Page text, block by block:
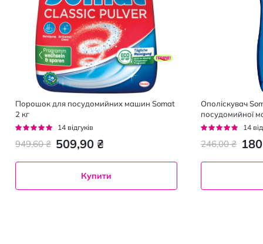
Порошок для посудомийних машин Somat
2 кг
Рейтинг:
14 відгуків
509,90 ₴
949,60 ₴
Купити
Ополіскувач
посудомийної
Рейтинг:
14
246,00 ₴